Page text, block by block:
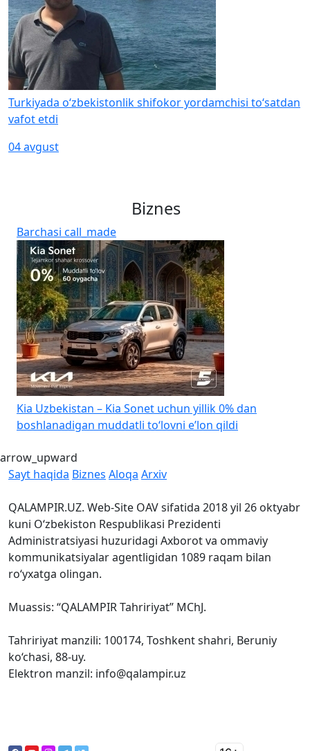
Turkiyada o‘zbekistonlik shifokor yordamchisi to‘satdan
vafot etdi
04 avgust
Biznes
Barchasi call_made
Kia Uzbekistan – Kia Sonet uchun yillik 0% dan
boshlanadigan muddatli to‘lovni e’lon qildi
arrow_upward
Sayt haqida Biznes Aloqa Arxiv
QALAMPIR.UZ. Web-Site OAV sifatida 2018 yil 26 oktyabr
kuni O‘zbekiston Respublikasi Prezidenti
Administratsiyasi huzuridagi Axborot va ommaviy
kommunikatsiyalar agentligidan 1089 raqam bilan
ro‘yxatga olingan.
Muassis: “QALAMPIR Tahririyat” MChJ.
Tahririyat manzili: 100174, Toshkent shahri, Beruniy
ko‘chasi, 88-uy.
Elektron manzil: info@qalampir.uz